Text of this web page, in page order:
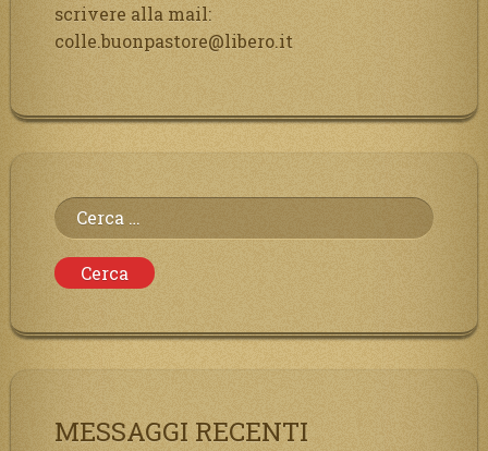
scrivere alla mail:
colle.buonpastore@libero.it
Ricerca
per:
MESSAGGI RECENTI